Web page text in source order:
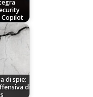
Copilot
di spie:
di